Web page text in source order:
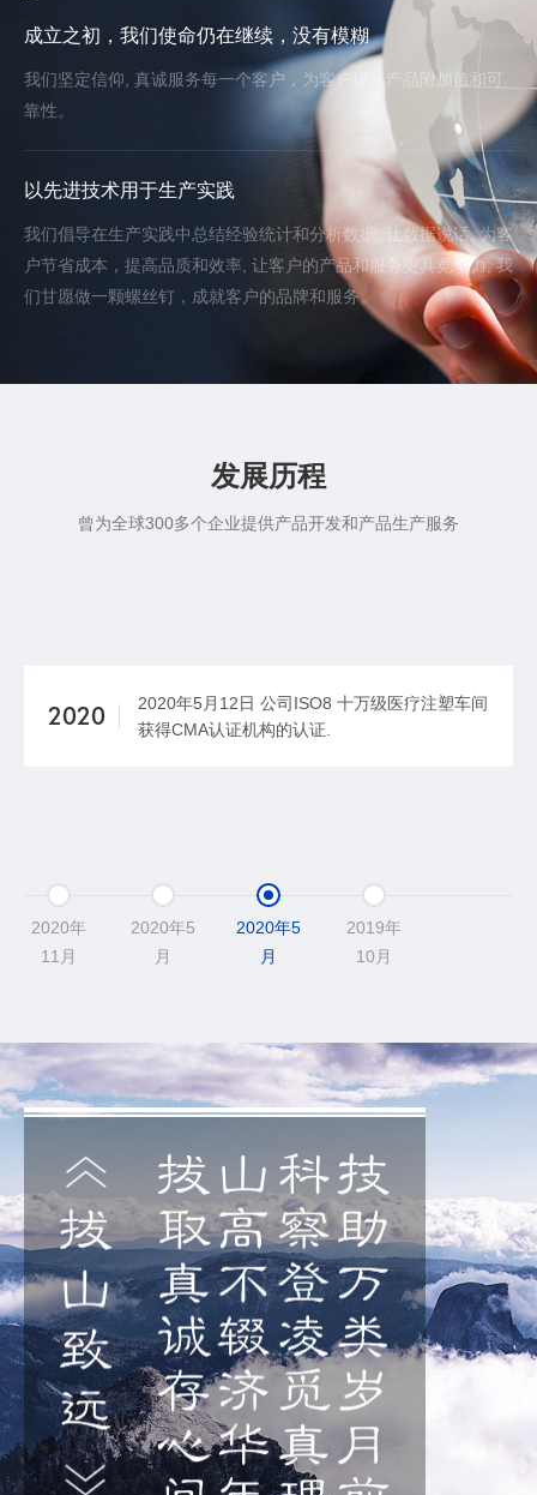
成立之初，我们使命仍在继续，没有模糊
我们坚定信仰, 真诚服务每一个客户，为客户提高产品附加值和可
靠性。
以先进技术用于生产实践
我们倡导在生产实践中总结经验统计和分析数据, 让数据说话, 为客
户节省成本，提高品质和效率, 让客户的产品和服务更具竞争力, 我
们甘愿做一颗螺丝钉，成就客户的品牌和服务。
发展历程
曾为全球300多个企业提供产品开发和产品生产服务
2020
2020年5月12日 公司ISO8 十万级医疗注塑车间
获得CMA认证机构的认证.
2020年
11月
2020年5
月
2020年5
月
2019年
10月